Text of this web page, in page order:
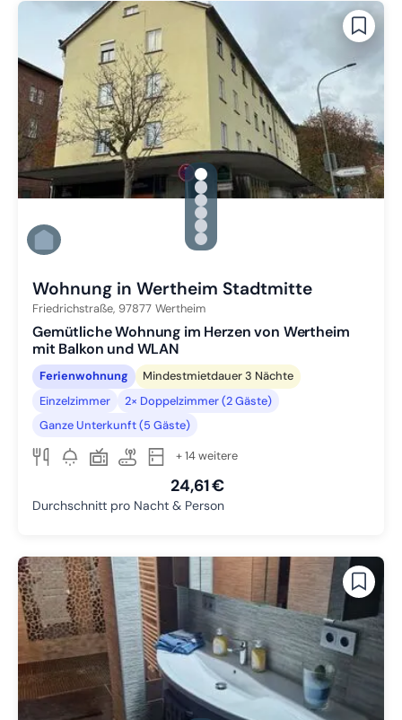
gallery.slide_selector
Zu Slide 1 wechseln
Zu Slide 2 wechseln
Zu Slide 3 wechseln
Zu Slide 4 wechseln
Zu Slide 5 wechseln
Zu Slide 6 wechseln
Wohnung in Wertheim Stadtmitte
Friedrichstraße, 97877 Wertheim
Gemütliche Wohnung im Herzen von Wertheim
mit Balkon und WLAN
Ferienwohnung
Mindestmietdauer 3 Nächte
Einzelzimmer
2× Doppelzimmer (2 Gäste)
Ganze Unterkunft (5 Gäste)
+ 14 weitere
24,61 €
Durchschnitt pro Nacht & Person